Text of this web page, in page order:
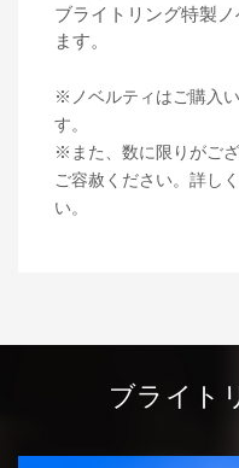
ブライトリング特製
ます。
※ノベルティはご購入
す。
※また、数に限りがご
ご容赦ください。詳し
い。
ブライト